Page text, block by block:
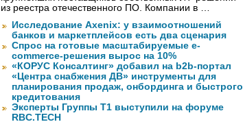
из реестра отечественного ПО. Компании в …
Исследование Axenix: у взаимоотношений
банков и маркетплейсов есть два сценария
Спрос на готовые масштабируемые e-
commerce-решения вырос на 10%
«КОРУС Консалтинг» добавил на b2b-портал
«Центра снабжения ДВ» инструменты для
планирования продаж, онбординга и быстрого
кредитования
Эксперты Группы Т1 выступили на форуме
RBC.TECH